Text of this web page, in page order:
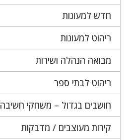
חדש למעונות
ריהוט למעונות
מבואה הנהלה ושירות
ריהוט לבתי ספר
חושבים בגדול – משחקי חשיבה
קירות מעוצבים / מדבקות